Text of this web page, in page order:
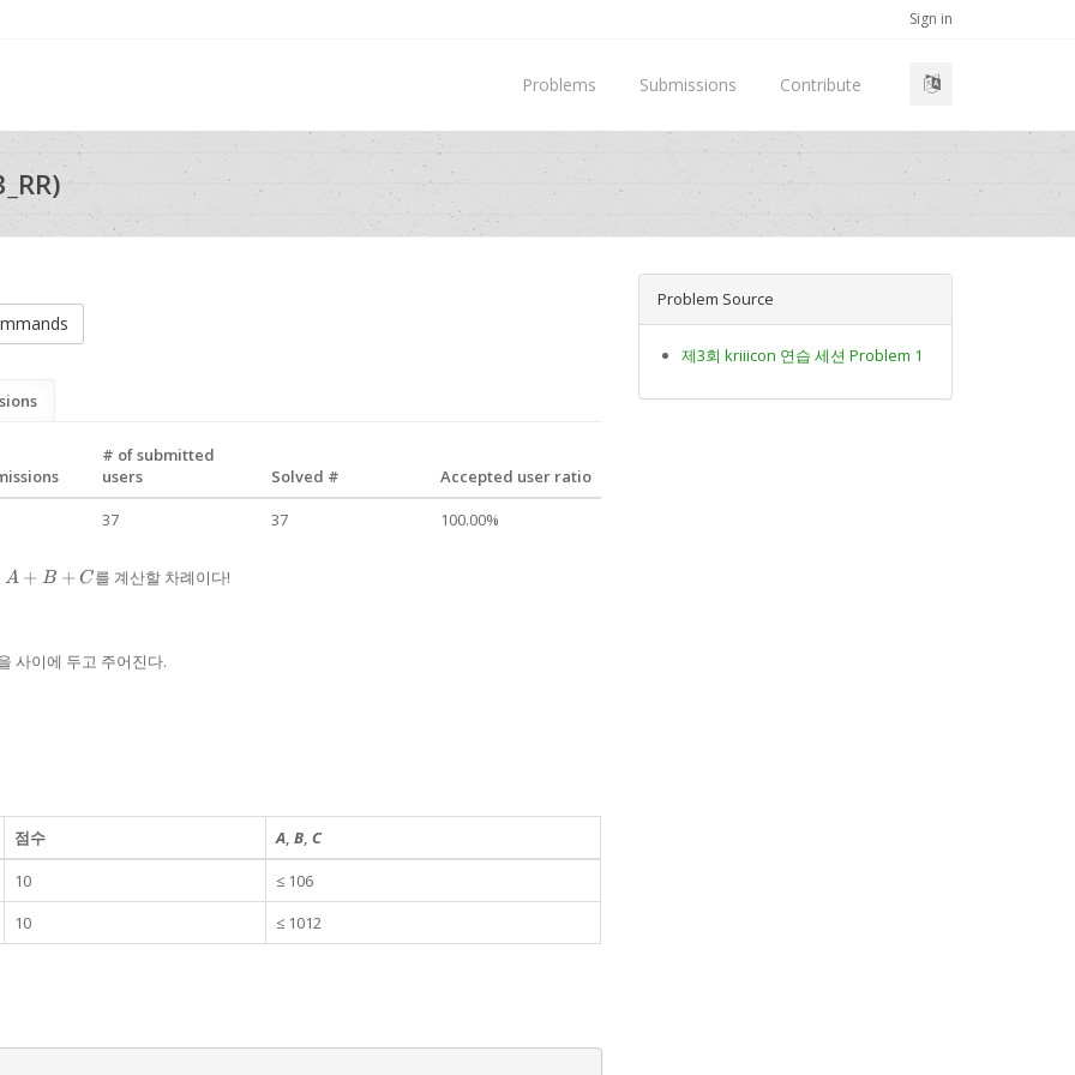
Sign in
Problems Submissions Contribute
# of submitted
users
Solved #
Accepted user ratio
37
37 100.00%
A
A + B + C를 계산할 차례이다!
사이에 두고 주어진다.
점수 A, B, C
10
≤ 106
10
≤ 1012
Problem Source
제3회 kriiicon 연습 세션 Problem 1